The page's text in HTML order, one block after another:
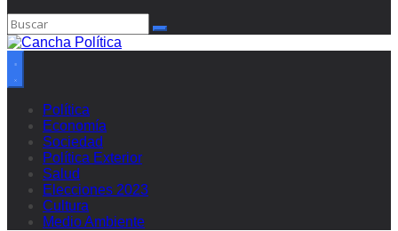
Política
Economía
Sociedad
Política Exterior
Salud
Elecciones 2023
Cultura
Medio Ambiente